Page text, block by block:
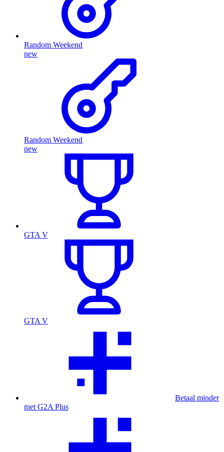
Random Weekend
new
Random Weekend
new
GTA V
GTA V
Betaal minder
met G2A Plus